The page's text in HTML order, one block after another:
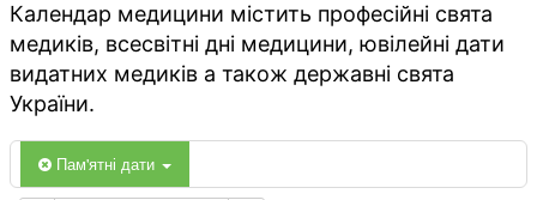
Календар медицини містить професійні свята
медиків, всесвітні дні медицини, ювілейні дати
видатних медиків а також державні свята
України.
Пам'ятні дати